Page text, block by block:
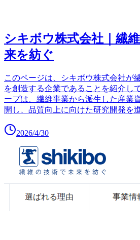
シキボウ株式会社｜繊
来を紡ぐ
このページは、シキボウ株式会社が
を創造する企業であることを紹介し
ープは、繊維事業から派生した産業
開し、品質向上に向けた研究開発を
2026/4/30